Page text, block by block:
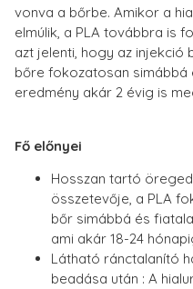
vonva a bőrbe. Amikor a
elmúlik, a PLA továbbra is
azt jelenti, hogy az injekció
bőre fokozatosan simábbá
eredmény akár 2 évig is
Fő előnyei
Hosszan tartó
összetevője, a PLA
bőr simábbá és
ami akár 18-24
Látható ránctalanító
beadása után : A